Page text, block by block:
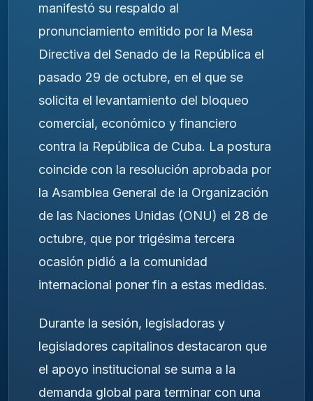
manifestó su respaldo al
pronunciamiento emitido por la Mesa
Directiva del Senado de la República el
pasado 29 de octubre, en el que se
solicita el levantamiento del bloqueo
comercial, económico y financiero
contra la República de Cuba. La postura
coincide con la resolución aprobada por
la Asamblea General de la Organización
de las Naciones Unidas (ONU) el 28 de
octubre, que por trigésima tercera
ocasión pidió a la comunidad
internacional poner fin a estas medidas.
Durante la sesión, legisladoras y
legisladores capitalinos destacaron que
el apoyo institucional se suma a la
demanda global para terminar con una